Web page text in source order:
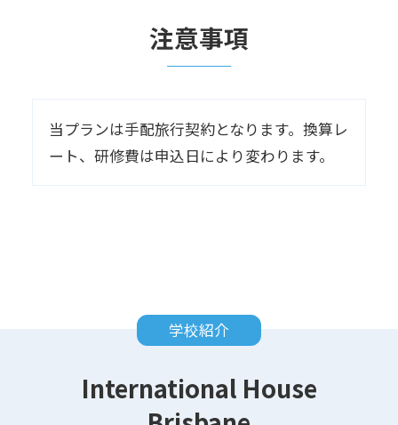
注意事項
当プランは手配旅行契約となります。換算レ
ート、研修費は申込日により変わります。
学校紹介
International House